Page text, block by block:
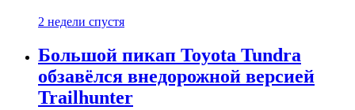
2 недели спустя
Большой пикап Toyota Tundra
обзавёлся внедорожной версией
Trailhunter